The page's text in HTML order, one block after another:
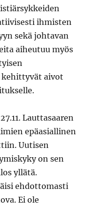
ihmisten
sekä johtavan
aiheutuu myös
kehittyvät aivot
Lauttasaaren
epäasiallinen
Uutisen
on sen
yllätä.
ehdottomasti
Ei ole